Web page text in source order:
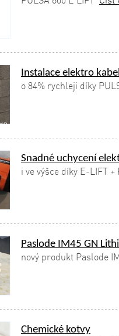
Instalace elektro
o 84% rychleji díky
Snadné uchycení
i ve výšce díky E-LIFT +
Paslode IM45 GN
nový produkt Paslode
Chemické kotvy